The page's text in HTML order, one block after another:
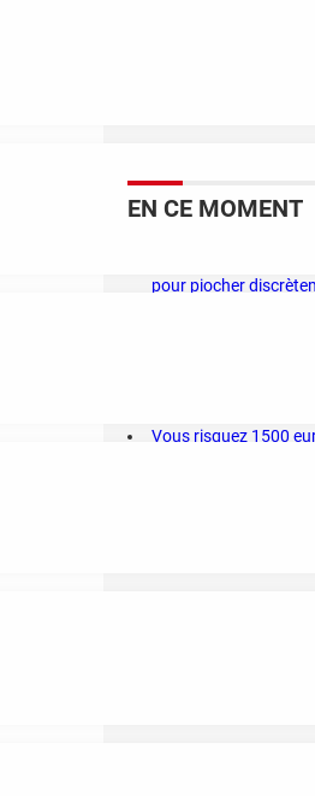
EN CE MOMENT
pour piocher
Ce sont les trucs des
Vous risquez 1500
vous utilisez de l'eau
Project Panama :